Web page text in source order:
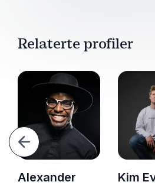
Relaterte profiler
Alexander
Kim